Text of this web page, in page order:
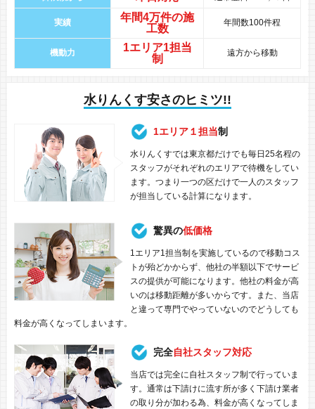
実績 年間4万件の施
工数
年間数100件程
機動力
1エリア1担当
制
遠方から移動
水りんくす安さのヒミツ!!
1エリア１担当制
水りんくすでは東京都だけでも毎日25名程の
スタッフがそれぞれのエリアで待機をしてい
ます。つまり一つの区だけで一人のスタッフ
が担当している計算になります。
驚異の低価格
1エリア1担当制を実施しているので移動コス
トが殆どかからず、他社の半額以下でサービ
スの提供が可能になります。他社の料金が高
いのは移動距離が多いからです。また、当店
と違って専門でやっていないのでどうしても
料金が高くなってしまいます。
完全自社スタッフ対応
当店では完全に自社スタッフ制で行っていま
す。通常は下請けに流す所が多く下請け業者
の取り分が加わる為、料金が高くなってしま